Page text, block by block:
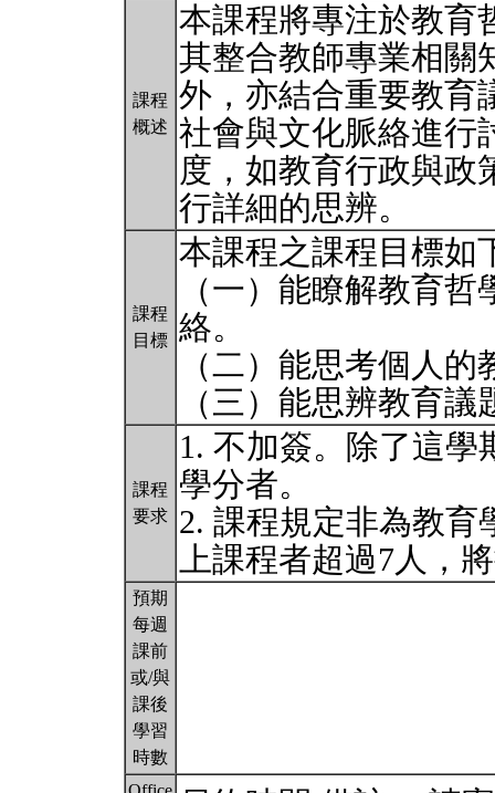
課程
概述
本課程將專注於教育
其整合教師專業相關
外，亦結合重要教育
社會與文化脈絡進行
度，如教育行政與政
行詳細的思辨。
課程
目標
本課程之課程目標如
（一）能瞭解教育
絡。
（二）能思考個人
（三）能思辨教育
課程
要求
1. 不加簽。除了這
學分者。
2. 課程規定非為教育
上課程者超過7人，
預期
每週
課前
或/與
課後
學習
時數